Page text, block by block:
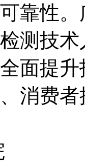
靠性
测技
面提
消费